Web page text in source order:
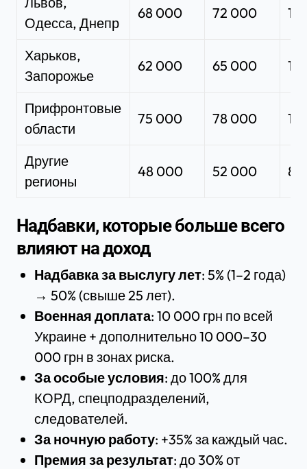
Одесса, Днепр
68 000 72 000
Харьков,
Запорожье
62 000 65 000
Прифронтовые
области
75 000 78 000
Другие
регионы
48 000 52 000 85
Надбавки, которые больше всего
влияют на доход
Надбавка за выслугу лет: 5% (1–2 года)
→ 50% (свыше 25 лет).
Военная доплата: 10 000 грн по всей
Украине + дополнительно 10 000–30
000 грн в зонах риска.
За особые условия: до 100% для
КОРД, спецподразделений,
следователей.
За ночную работу: +35% за каждый час.
Премия за результат: до 30% от